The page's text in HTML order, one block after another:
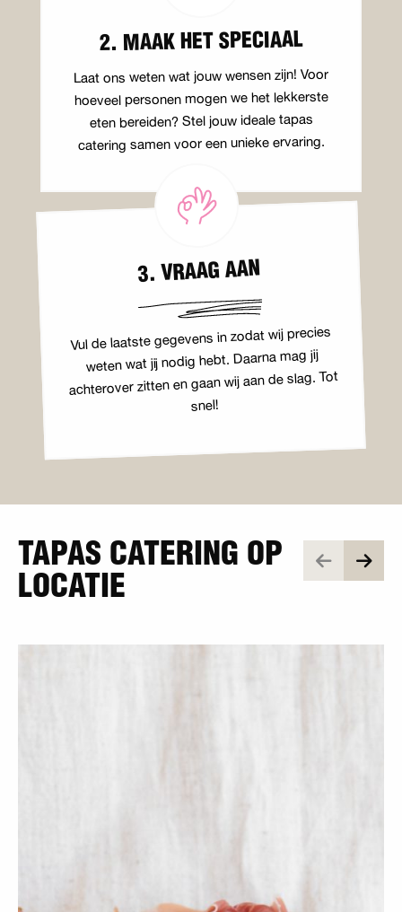
2. MAAK HET SPECIAAL
Laat ons weten wat jouw wensen zijn! Voor
hoeveel personen mogen we het lekkerste
eten bereiden? Stel jouw ideale tapas
catering samen voor een unieke ervaring.
3. VRAAG AAN
Vul de laatste gegevens in zodat wij precies
weten wat jij nodig hebt. Daarna mag jij
achterover zitten en gaan wij aan de slag. Tot
snel!
TAPAS CATERING OP
LOCATIE